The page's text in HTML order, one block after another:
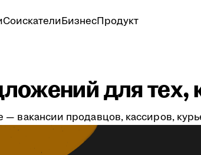
СоискателиБизнесПродукт
для тех,
— вакансии продавцов, кассиров,